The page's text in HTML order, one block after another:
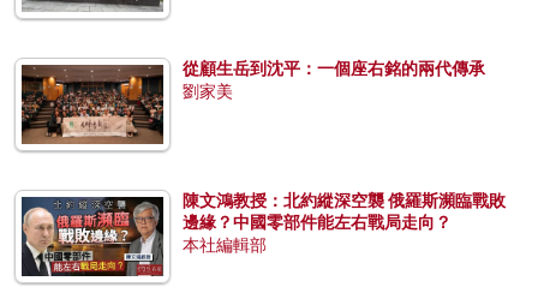
從顧生岳到沈平：一個座右銘的兩代傳承
劉家美
陳文鴻教授：北約縱深空襲 俄羅斯瀕臨戰敗
邊緣？中國零部件能左右戰局走向？
本社編輯部